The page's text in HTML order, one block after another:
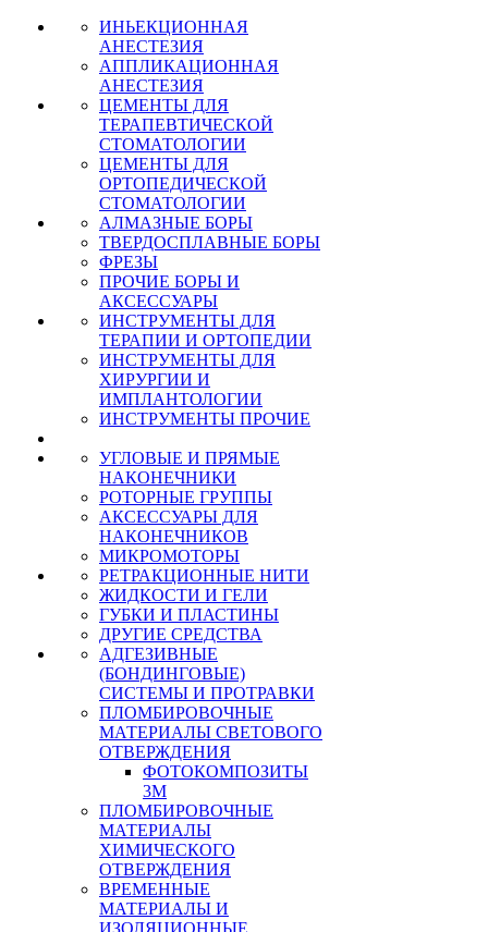
ИНЬЕКЦИОННАЯ
АНЕСТЕЗИЯ
АППЛИКАЦИОННАЯ
АНЕСТЕЗИЯ
ЦЕМЕНТЫ ДЛЯ
ТЕРАПЕВТИЧЕСКОЙ
СТОМАТОЛОГИИ
ЦЕМЕНТЫ ДЛЯ
ОРТОПЕДИЧЕСКОЙ
СТОМАТОЛОГИИ
АЛМАЗНЫЕ БОРЫ
ТВЕРДОСПЛАВНЫЕ БОРЫ
ФРЕЗЫ
ПРОЧИЕ БОРЫ И
АКСЕССУАРЫ
ИНСТРУМЕНТЫ ДЛЯ
ТЕРАПИИ И ОРТОПЕДИИ
ИНСТРУМЕНТЫ ДЛЯ
ХИРУРГИИ И
ИМПЛАНТОЛОГИИ
ИНСТРУМЕНТЫ ПРОЧИЕ
УГЛОВЫЕ И ПРЯМЫЕ
НАКОНЕЧНИКИ
РОТОРНЫЕ ГРУППЫ
АКСЕССУАРЫ ДЛЯ
НАКОНЕЧНИКОВ
МИКРОМОТОРЫ
РЕТРАКЦИОННЫЕ НИТИ
ЖИДКОСТИ И ГЕЛИ
ГУБКИ И ПЛАСТИНЫ
ДРУГИЕ СРЕДСТВА
АДГЕЗИВНЫЕ
(БОНДИНГОВЫЕ)
СИСТЕМЫ И ПРОТРАВКИ
ПЛОМБИРОВОЧНЫЕ
МАТЕРИАЛЫ СВЕТОВОГО
ОТВЕРЖДЕНИЯ
ФОТОКОМПОЗИТЫ
3М
ПЛОМБИРОВОЧНЫЕ
МАТЕРИАЛЫ
ХИМИЧЕСКОГО
ОТВЕРЖДЕНИЯ
ВРЕМЕННЫЕ
МАТЕРИАЛЫ И
ИЗОЛЯЦИОННЫЕ